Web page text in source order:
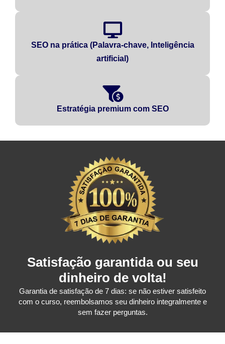
SEO na prática (Palavra-chave, Inteligência
artificial)
Estratégia premium com SEO
Satisfação garantida ou seu
dinheiro de volta!
Garantia de satisfação de 7 dias: se não estiver satisfeito
com o curso, reembolsamos seu dinheiro integralmente e
sem fazer perguntas.